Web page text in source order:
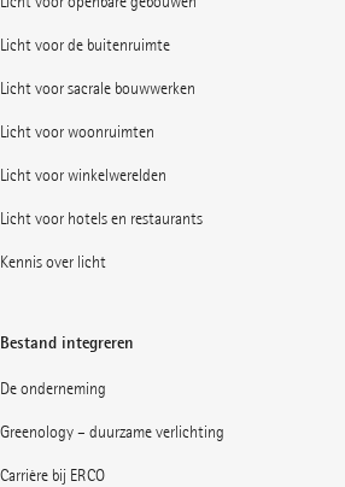
Licht voor de buitenruimte
Licht voor sacrale bouwwerken
Licht voor woonruimten
Licht voor winkelwerelden
Licht voor hotels en restaurants
Kennis over licht
Bestand integreren
De onderneming
Greenology – duurzame verlichting
Carrière bij ERCO